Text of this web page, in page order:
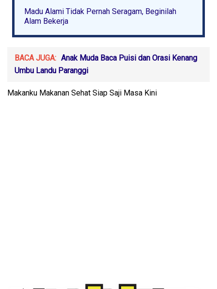
Madu Alami Tidak Pernah Seragam, Beginilah
Alam Bekerja
BACA JUGA: Anak Muda Baca Puisi dan Orasi Kenang
Umbu Landu Paranggi
Makanku Makanan Sehat Siap Saji Masa Kini